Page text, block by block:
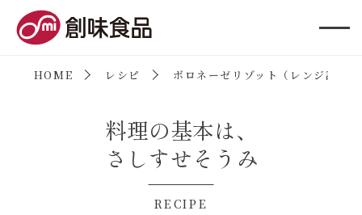
HOME レシピ ボロネーゼリゾット（レンジ調理）
料理の基本は、
さしすせそうみ
RECIPE